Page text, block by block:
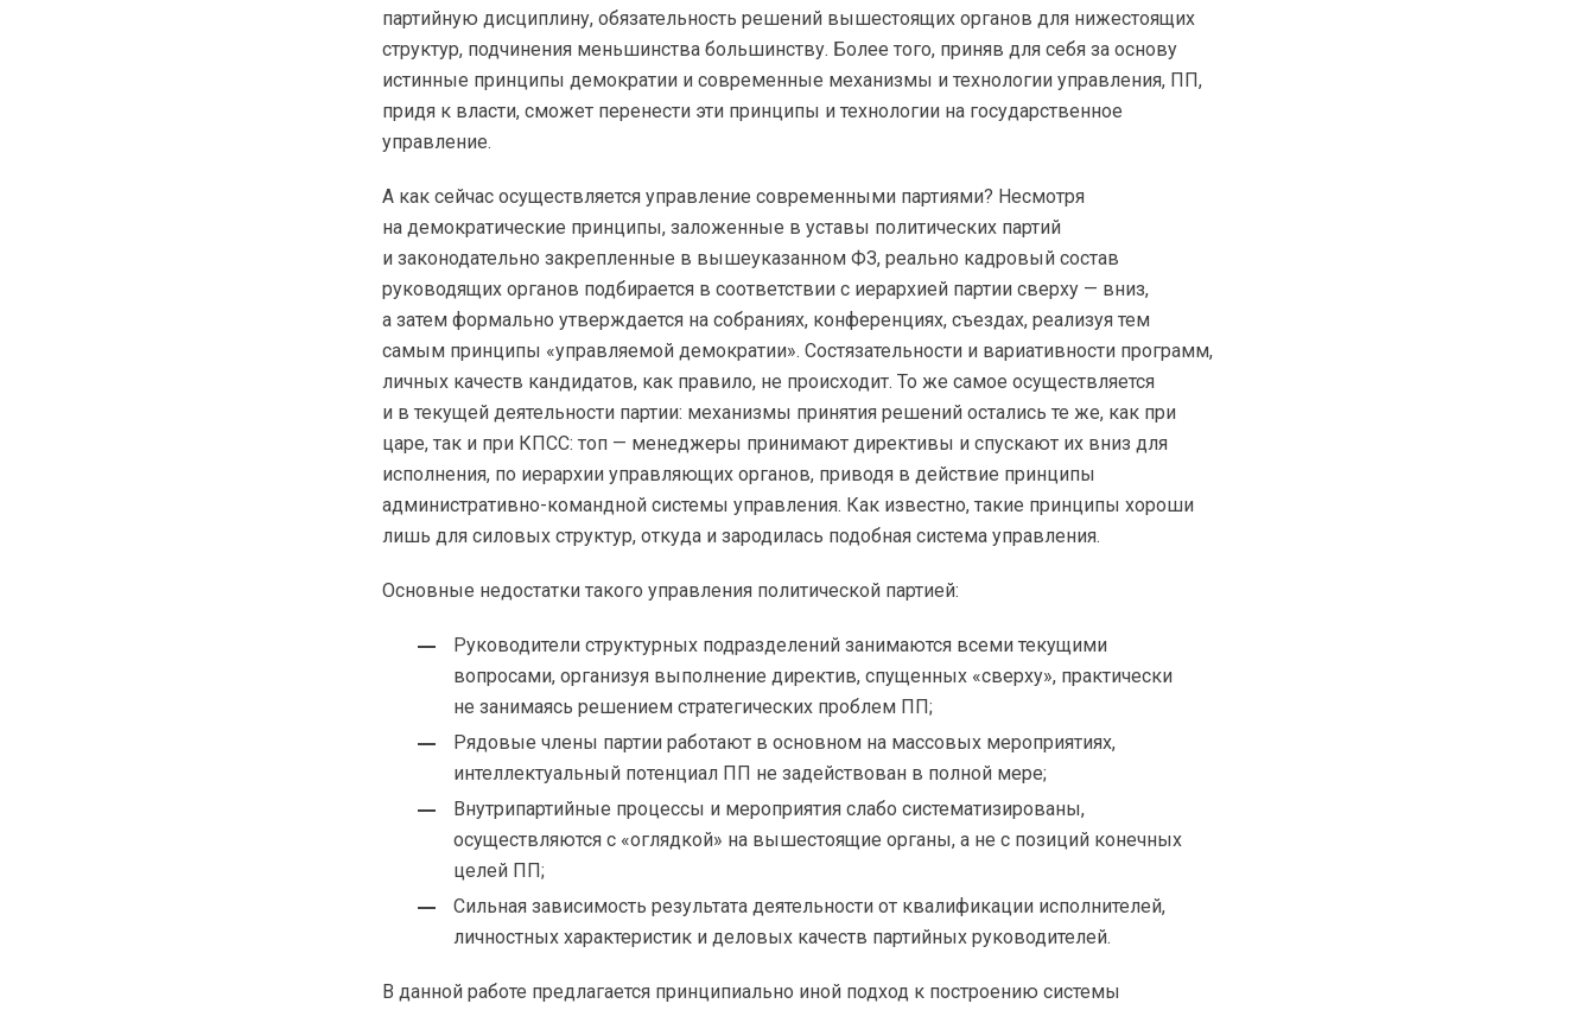
партийную дисциплину, обязательность решений вышестоящих органов для нижестоящих
структур, подчинения меньшинства большинству. Более того, приняв для себя за основу
истинные принципы демократии и современные механизмы и технологии управления, ПП,
придя к власти, сможет перенести эти принципы и технологии на государственное
управление.
А как сейчас осуществляется управление современными партиями? Несмотря
на демократические принципы, заложенные в уставы политических партий
и законодательно закрепленные в вышеуказанном ФЗ, реально кадровый состав
руководящих органов подбирается в соответствии с иерархией партии сверху — вниз,
а затем формально утверждается на собраниях, конференциях, съездах, реализуя тем
самым принципы «управляемой демократии». Состязательности и вариативности программ,
личных качеств кандидатов, как правило, не происходит. То же самое осуществляется
и в текущей деятельности партии: механизмы принятия решений остались те же, как при
царе, так и при КПСС: топ — менеджеры принимают директивы и спускают их вниз для
исполнения, по иерархии управляющих органов, приводя в действие принципы
административно-командной системы управления. Как известно, такие принципы хороши
лишь для силовых структур, откуда и зародилась подобная система управления.
Основные недостатки такого управления политической партией:
Руководители структурных подразделений занимаются всеми текущими
вопросами, организуя выполнение директив, спущенных «сверху», практически
не занимаясь решением стратегических проблем ПП;
Рядовые члены партии работают в основном на массовых мероприятиях,
интеллектуальный потенциал ПП не задействован в полной мере;
Внутрипартийные процессы и мероприятия слабо систематизированы,
осуществляются с «оглядкой» на вышестоящие органы, а не с позиций конечных
целей ПП;
Сильная зависимость результата деятельности от квалификации исполнителей,
личностных характеристик и деловых качеств партийных руководителей.
В данной работе предлагается принципиально иной подход к построению системы